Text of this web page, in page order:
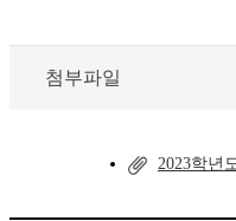
첨부파일
2023학년